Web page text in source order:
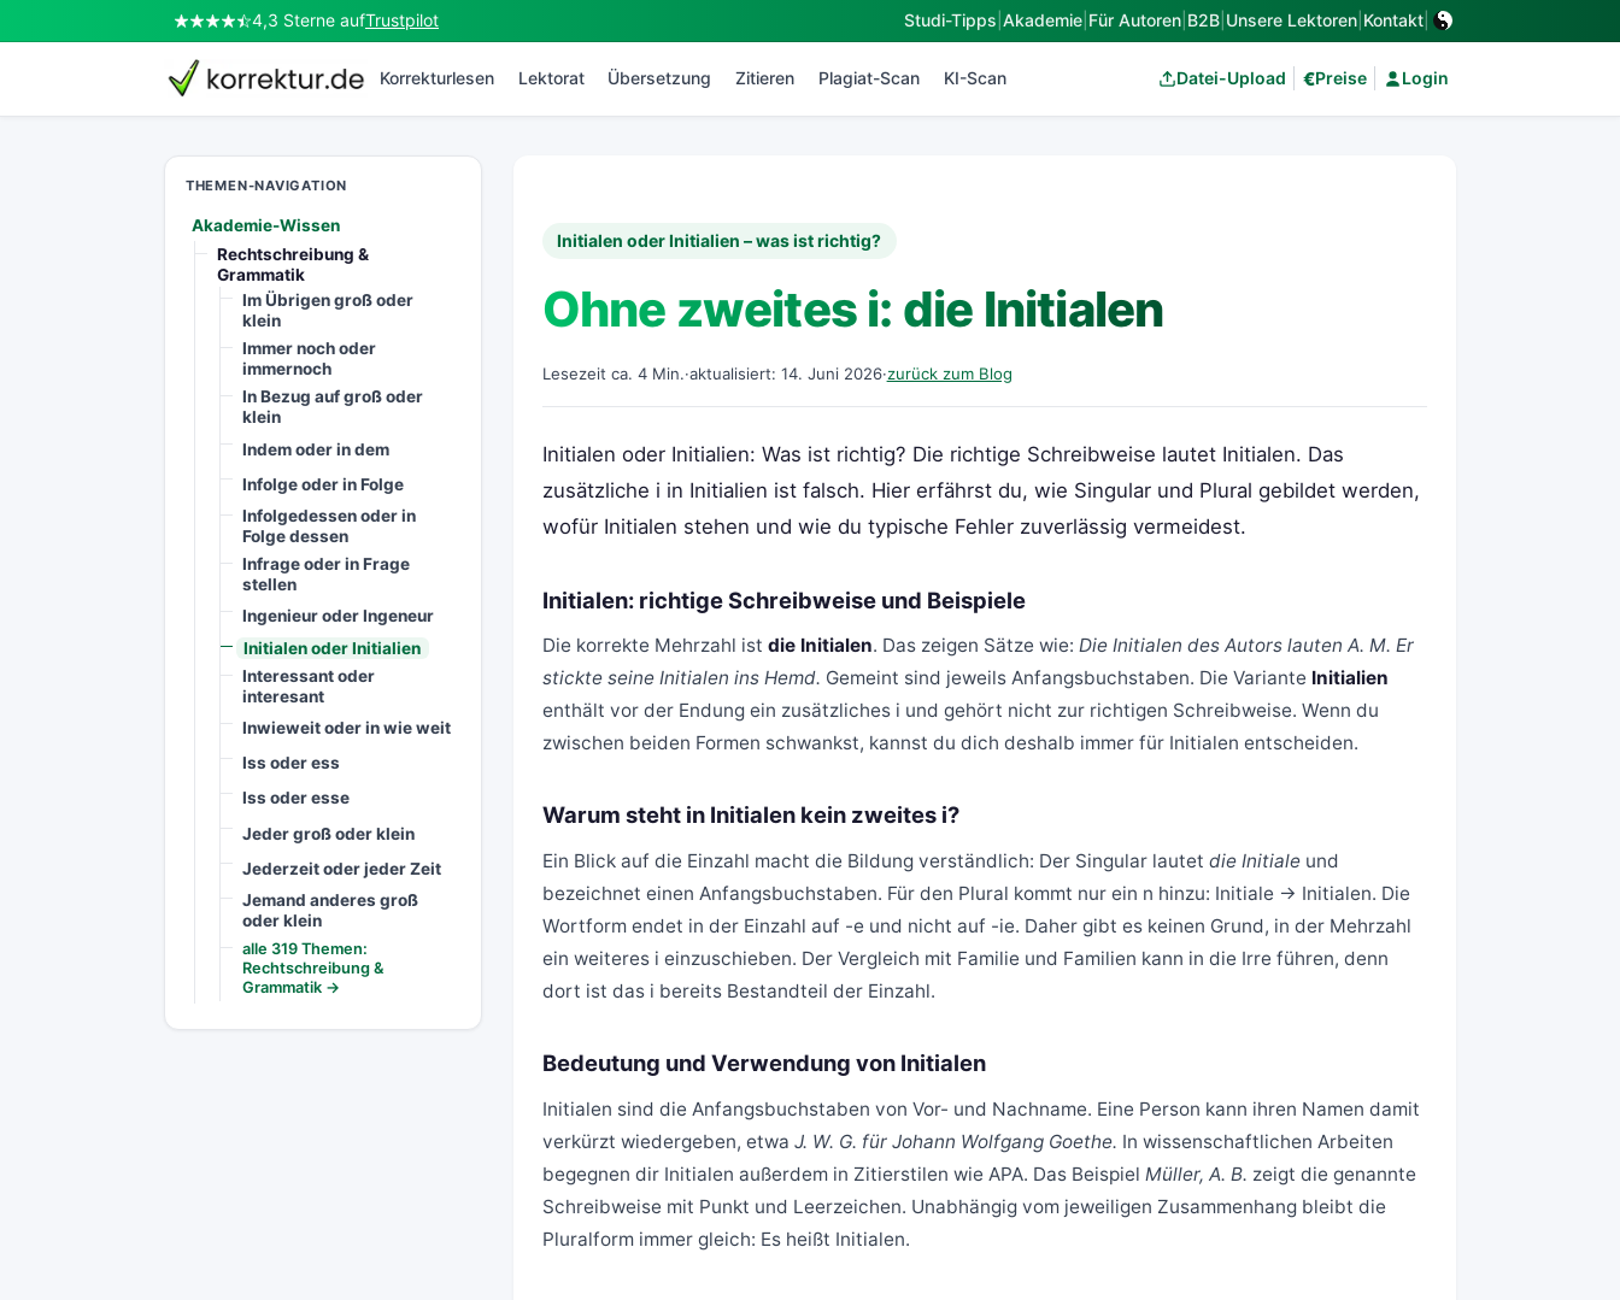
4,3 Sterne aufTrustpilot Studi-Tipps Akademie Für Autoren B2B Unsere Lektoren Kontakt
korrektur.de Korrekturlesen Lektorat Übersetzung Zitieren Plagiat-Scan KI-Scan Datei-Upload €Preise Login
THEMEN-NAVIGATION
Akademie-Wissen
Rechtschreibung &
Grammatik
Im Übrigen groß oder
klein
Immer noch oder
immernoch
In Bezug auf groß oder
klein
Indem oder in dem
Infolge oder in Folge
Infolgedessen oder in
Folge dessen
Infrage oder in Frage
stellen
Ingenieur oder Ingeneur
Initialen oder Initialien
Interessant oder
interesant
Inwieweit oder in wie weit
Iss oder ess
Iss oder esse
Jeder groß oder klein
Jederzeit oder jeder Zeit
Jemand anderes groß
oder klein
alle 319 Themen:
Rechtschreibung &
Grammatik →
Initialen oder Initialien – was ist richtig?
Ohne zweites i: die Initialen
Lesezeit ca. 4 Min.·aktualisiert: 14. Juni 2026·zurück zum Blog
Initialen oder Initialien: Was ist richtig? Die richtige Schreibweise lautet Initialen. Das
zusätzliche i in Initialien ist falsch. Hier erfährst du, wie Singular und Plural gebildet werden,
wofür Initialen stehen und wie du typische Fehler zuverlässig vermeidest.
Initialen: richtige Schreibweise und Beispiele
Die korrekte Mehrzahl ist die Initialen. Das zeigen Sätze wie: Die Initialen des Autors lauten A. M. Er
stickte seine Initialen ins Hemd. Gemeint sind jeweils Anfangsbuchstaben. Die Variante Initialien
enthält vor der Endung ein zusätzliches i und gehört nicht zur richtigen Schreibweise. Wenn du
zwischen beiden Formen schwankst, kannst du dich deshalb immer für Initialen entscheiden.
Warum steht in Initialen kein zweites i?
Ein Blick auf die Einzahl macht die Bildung verständlich: Der Singular lautet die Initialeund
bezeichnet einen Anfangsbuchstaben. Für den Plural kommt nur ein n hinzu: Initiale → Initialen. Die
Wortform endet in der Einzahl auf -e und nicht auf -ie. Daher gibt es keinen Grund, in der Mehrzahl
ein weiteres i einzuschieben. Der Vergleich mit Familie und Familien kann in die Irre führen, denn
dort ist das i bereits Bestandteil der Einzahl.
Bedeutung und Verwendung von Initialen
Initialen sind die Anfangsbuchstaben von Vor- und Nachname. Eine Person kann ihren Namen damit
verkürzt wiedergeben, etwa J. W. G. für Johann Wolfgang Goethe. In wissenschaftlichen Arbeiten
begegnen dir Initialen außerdem in Zitierstilen wie APA. Das Beispiel Müller, A. B. zeigt die genannte
Schreibweise mit Punkt und Leerzeichen. Unabhängig vom jeweiligen Zusammenhang bleibt die
Pluralform immer gleich: Es heißt Initialen.